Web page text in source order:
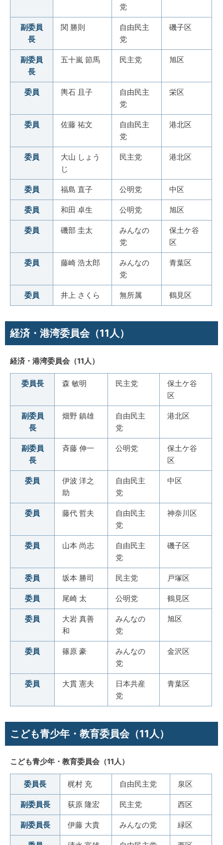
党
副委員
長
関 勝則
自由民主
党
磯子区
副委員
長
五十嵐 節馬 民主党 旭区
委員 輿石 且子
自由民主
党
栄区
委員 佐藤 祐文
自由民主
党
港北区
委員
大山 しょう
じ
民主党 港北区
委員 福島 直子 公明党 中区
委員 和田 卓生 公明党 旭区
委員 磯部 圭太
みんなの
党
保土ケ谷
区
委員 藤崎 浩太郎
みんなの
党
青葉区
委員 井上 さくら 無所属 鶴見区
経済・港湾委員会（11人）
経済・港湾委員会（11人）
委員長 森 敏明 民主党
保土ケ谷
区
副委員
長
畑野 鎮雄
自由民主
党
港北区
副委員
長
斉藤 伸一 公明党
保土ケ谷
区
委員
伊波 洋之
助
自由民主
党
中区
委員 藤代 哲夫
自由民主
党
神奈川区
委員 山本 尚志
自由民主
党
磯子区
委員 坂本 勝司 民主党 戸塚区
委員 尾崎 太 公明党 鶴見区
委員
大岩 真善
和
みんなの
党
旭区
委員 篠原 豪
みんなの
党
金沢区
委員 大貫 憲夫
日本共産
党
青葉区
こども青少年・教育委員会（11人）
こども青少年・教育委員会（11人）
委員長 梶村 充 自由民主党 泉区
副委員長 荻原 隆宏 民主党 西区
副委員長 伊藤 大貴 みんなの党 緑区